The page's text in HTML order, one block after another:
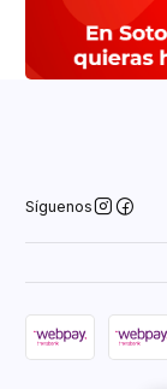
Síguenos